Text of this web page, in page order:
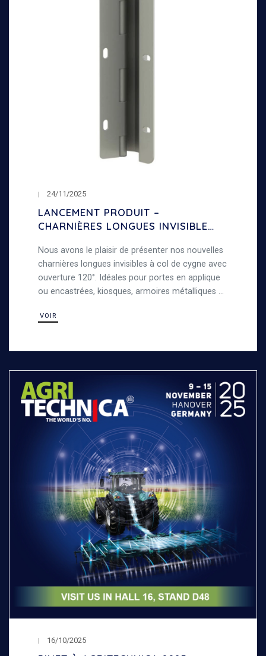
24/11/2025
LANCEMENT PRODUIT –
CHARNIÈRES LONGUES INVISIBLES
120°
Nous avons le plaisir de présenter nos nouvelles
charnières longues invisibles à col de cygne avec
ouverture 120°. Idéales pour portes en applique
ou encastrées, kiosques, armoires métalliques et
polyvalence.
VOIR
16/10/2025